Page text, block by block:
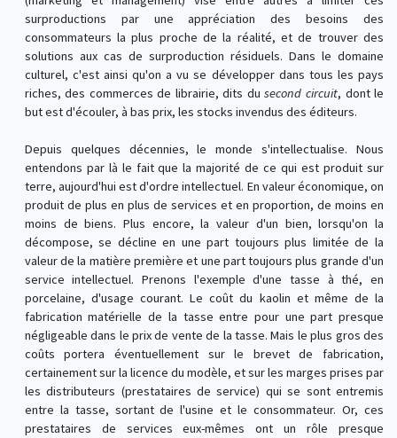
surproductions par une appréciation des besoins des
consommateurs la plus proche de la réalité, et de trouver des
solutions aux cas de surproduction résiduels. Dans le domaine
culturel, c'est ainsi qu'on a vu se développer dans tous les pays
riches, des commerces de librairie, dits dusecond circuit, dont le
but est d'écouler, à bas prix, les stocks invendus des éditeurs.
Depuis quelques décennies, le monde s'intellectualise. Nous
entendons par là le fait que la majorité de ce qui est produit sur
terre, aujourd'hui est d'ordre intellectuel. En valeur économique, on
produit de plus en plus de services et en proportion, de moins en
moins de biens. Plus encore, la valeur d'un bien, lorsqu'on la
décompose, se décline en une part toujours plus limitée de la
valeur de la matière première et une part toujours plus grande d'un
service intellectuel. Prenons l'exemple d'une tasse à thé, en
porcelaine, d'usage courant. Le coût du kaolin et même de la
fabrication matérielle de la tasse entre pour une part presque
négligeable dans le prix de vente de la tasse. Mais le plus gros des
coûts portera éventuellement sur le brevet de fabrication,
certainement sur la licence du modèle, et sur les marges prises par
les distributeurs (prestataires de service) qui se sont entremis
entre la tasse, sortant de l'usine et le consommateur. Or, ces
prestataires de services eux-mêmes ont un rôle presque